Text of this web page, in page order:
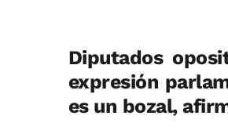
Diputados
expresión
es un bozal,